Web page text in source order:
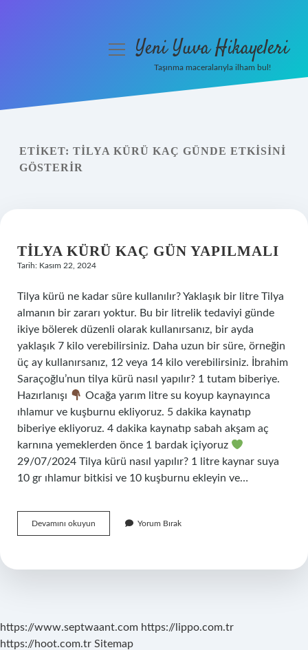
Yasal Uyarı
menüyüYeni Yuva Hikayeleri
Taşınma maceralarıyla ilham bul!
ETIKET: TILYA KÜRÜ KAÇ GÜNDE ETKISINI
GÖSTERIR
TILYA KÜRÜ KAÇ GÜN YAPILMALI
Tarih: Kasım 22, 2024
Tilya kürü ne kadar süre kullanılır? Yaklaşık bir litre Tilya
almanın bir zararı yoktur. Bu bir litrelik tedaviyi günde
ikiye bölerek düzenli olarak kullanırsanız, bir ayda
yaklaşık 7 kilo verebilirsiniz. Daha uzun bir süre, örneğin
üç ay kullanırsanız, 12 veya 14 kilo verebilirsiniz. İbrahim
Saraçoğlu’nun tilya kürü nasıl yapılır? 1 tutam biberiye.
Hazırlanışı
Ocağa yarım litre su koyup kaynayınca
ıhlamur ve kuşburnu ekliyoruz. 5 dakika kaynatıp
biberiye ekliyoruz. 4 dakika kaynatıp sabah akşam aç
karnına yemeklerden önce 1 bardak içiyoruz
29/07/2024 Tilya kürü nasıl yapılır? 1 litre kaynar suya
10 gr ıhlamur bitkisi ve 10 kuşburnu ekleyin ve…
Devamını okuyun
Kürü
Yapılmalı
Yorum Bırak
https://www.septwaant.com https://lippo.com.tr
https://hoot.com.tr Sitemap